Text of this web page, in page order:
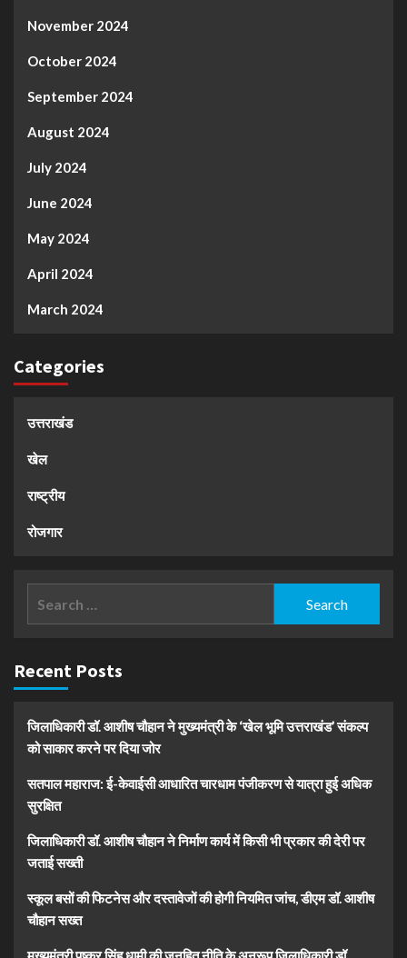
November 2024
October 2024
September 2024
August 2024
July 2024
June 2024
May 2024
April 2024
March 2024
Categories
उत्तराखंड
खेल
राष्ट्रीय
रोजगार
Recent Posts
जिलाधिकारी डॉ. आशीष चौहान ने मुख्यमंत्री के ‘खेल भूमि उत्तराखंड’ संकल्प
को साकार करने पर दिया जोर
सतपाल महाराज: ई-केवाईसी आधारित चारधाम पंजीकरण से यात्रा हुई अधिक
सुरक्षित
जिलाधिकारी डॉ. आशीष चौहान ने निर्माण कार्य में किसी भी प्रकार की देरी पर
जताई सख्ती
स्कूल बसों की फिटनेस और दस्तावेजों की होगी नियमित जांच, डीएम डॉ. आशीष
चौहान सख्त